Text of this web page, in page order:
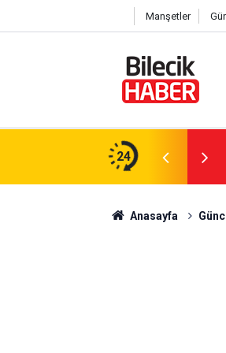
Manşetler
24
Teminat Tamamlandı
Anasayfa